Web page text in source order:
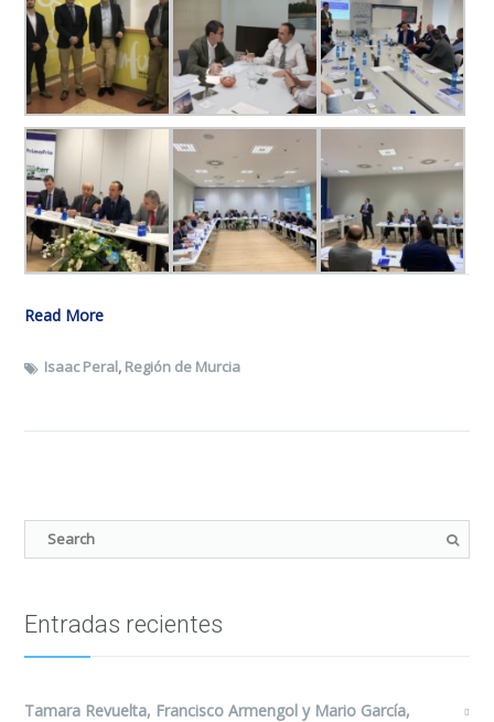
Read More
Isaac Peral, Región de Murcia
Entradas recientes
Tamara Revuelta, Francisco Armengol y Mario García,